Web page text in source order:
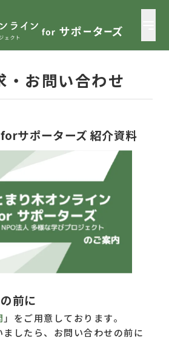
・お問い合わせ
サポーターズ 紹介資料
前に
」をご用意しております。
したら、お問い合わせの前に